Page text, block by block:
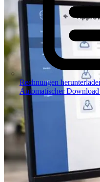
Rechnungen
Automatischer